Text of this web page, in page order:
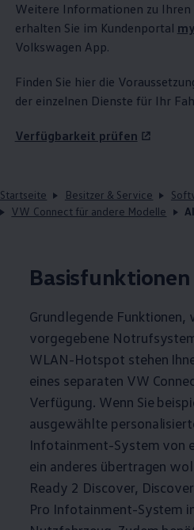
Weitere Informationen zu
erhalten Sie im Kundenportal
Volkswagen App.
Finden Sie hier die
der einzelnen Dienste für Ihr
Verfügbarkeit prüfen
Startseite Besitzer & Service
VW Connect für andere Modelle
Basisfunktionen
Grundlegende Funktionen,
vorgegebene
WLAN-Hotspot stehen
eines separaten VW
Verfügung. Wenn Sie
ausgewählte
Infotainment-System von
ein anderes übertragen
Ready 2 Discover,
Pro Infotainment-System